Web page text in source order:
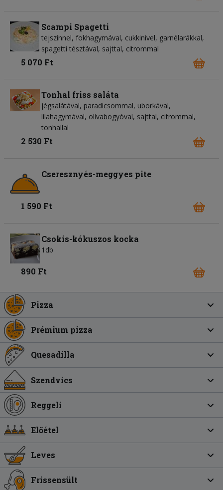
Scampi Spagetti
tejszínnel, fokhagymával, cukkinivel, garnélarákkal,
spagetti tésztával, sajttal, citrommal
5 070 Ft
Tonhal friss saláta
jégsalátával, paradicsommal, uborkával,
lilahagymával, olívabogyóval, sajttal, citrommal,
tonhallal
2 530 Ft
Cseresznyés-meggyes pite
1 590 Ft
Csokis-kókuszos kocka
1db
890 Ft
Pizza
Prémium pizza
Quesadilla
Szendvics
Reggeli
Előétel
Leves
Frissensült